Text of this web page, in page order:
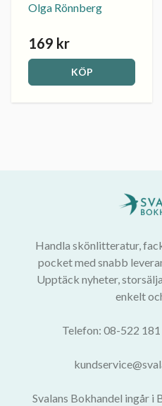
Olga Rönnberg
169 kr
KÖP
Handla skönlitteratur,
pocket med snabb
Upptäck nyheter,
enkelt
Telefon: 08-522
Svalans Bokhandel ingår i